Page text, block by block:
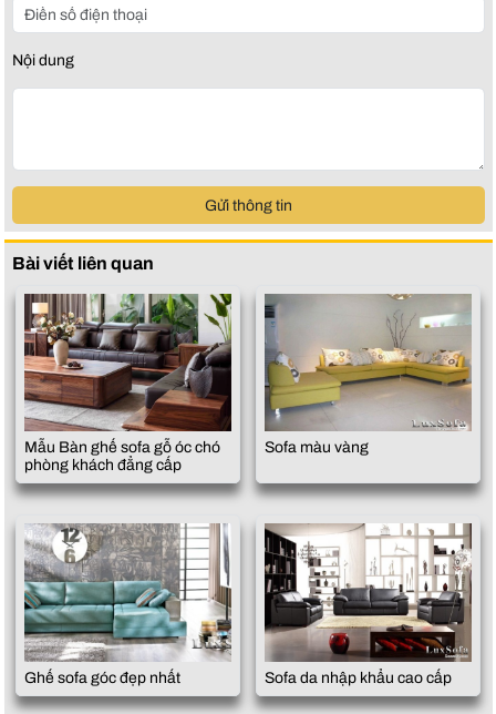
Nội dung
Gửi thông tin
Bài viết liên quan
Mẫu Bàn ghế sofa gỗ óc chó
phòng khách đẳng cấp
Sofa màu vàng
Ghế sofa góc đẹp nhất Sofa da nhập khẩu cao cấp